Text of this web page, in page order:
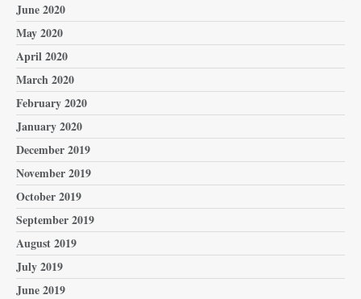
June 2020
May 2020
April 2020
March 2020
February 2020
January 2020
December 2019
November 2019
October 2019
September 2019
August 2019
July 2019
June 2019